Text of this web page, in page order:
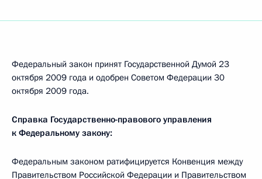
Федеральный закон принят Государственной Думой 23
октября 2009 года и одобрен Советом Федерации 30
октября 2009 года.
Справка Государственно-правового управления
к Федеральному закону:
Федеральным законом ратифицируется Конвенция между
Правительством Российской Федерации и Правительством